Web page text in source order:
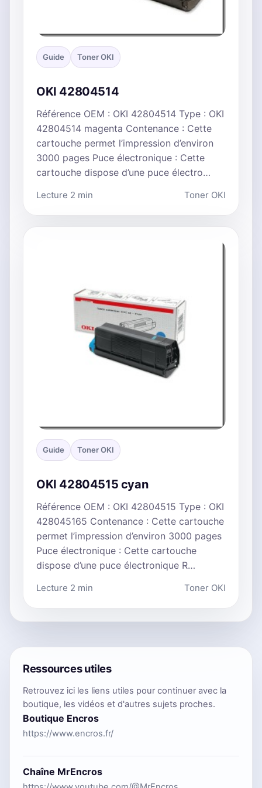
Guide Toner OKI
OKI 42804514
Référence OEM : OKI 42804514 Type : OKI
42804514 magenta Contenance : Cette
cartouche permet l’impression d’environ
3000 pages Puce électronique : Cette
cartouche dispose d’une puce électro…
Lecture 2 min Toner OKI
Guide Toner OKI
OKI 42804515 cyan
Référence OEM : OKI 42804515 Type : OKI
428045165 Contenance : Cette cartouche
permet l’impression d’environ 3000 pages
Puce électronique : Cette cartouche
dispose d’une puce électronique R…
Lecture 2 min Toner OKI
Ressources utiles
Retrouvez ici les liens utiles pour continuer avec la
boutique, les vidéos et d'autres sujets proches.
Boutique Encros
https://www.encros.fr/
Chaîne MrEncros